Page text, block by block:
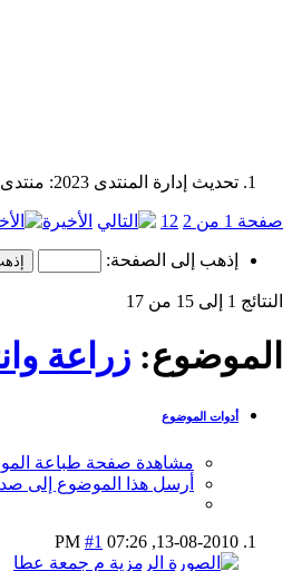
تحديث إدارة المنتدى 2023: منتدى زراعة نت مفتوح حاليا للقراءة فقط، ولا يقبل مشاركات جديدة. يمكنكم استخدام الشريط الظاهر أعلاه للبحث في كافة مواضيع المدوّنة والمنتدى.
صفحة 1 من 2 1 2 الأخيرة
إذهب إلى الصفحة:
النتائج 1 إلى 15 من 17
الموضوع: زراعة
أدوات الموضوع
مشاهدة صفحة طباعة
أرسل هذا الموضوع إلى
13-08-2010,
07:26 PM
#1